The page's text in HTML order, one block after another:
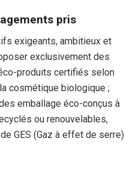
pris
exigeants, ambitieux et
exclusivement des
produits certifiés selon
cosmétique biologique ;
emballage éco-conçus à
ou renouvelables,
GES (Gaz à effet de serre)